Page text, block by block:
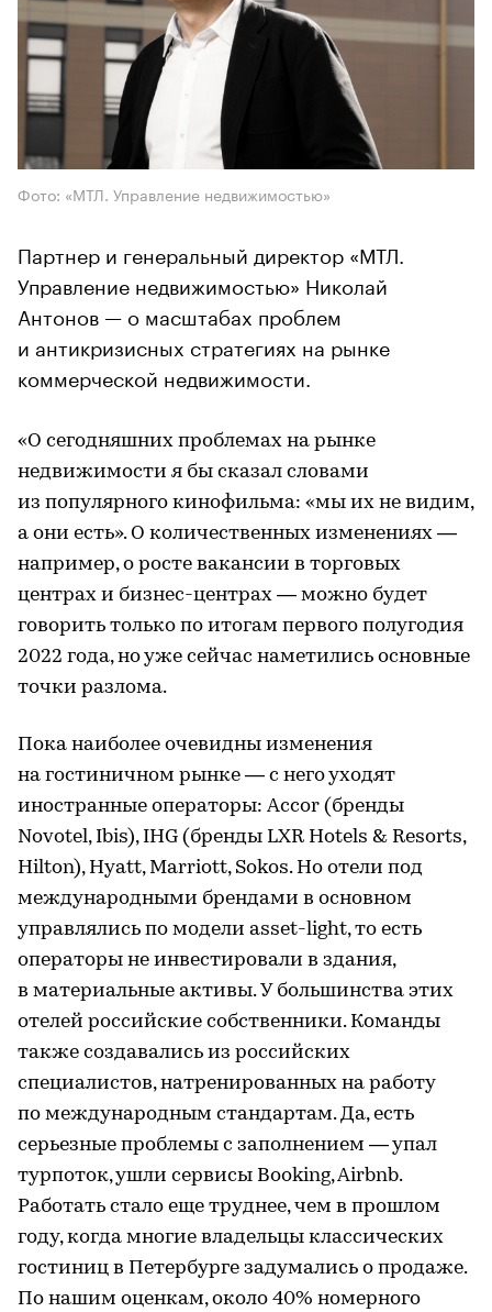
Фото: «МТЛ. Управление недвижимостью»
Партнер и генеральный директор «МТЛ.
Управление недвижимостью» Николай
Антонов — о масштабах проблем
и антикризисных стратегиях на рынке
коммерческой недвижимости.
«О сегодняшних проблемах на рынке
недвижимости я бы сказал словами
из популярного кинофильма: «мы их не видим,
а они есть». О количественных изменениях —
например, о росте вакансии в торговых
центрах и бизнес-центрах — можно будет
говорить только по итогам первого полугодия
2022 года, но уже сейчас наметились основные
точки разлома.
Пока наиболее очевидны изменения
на гостиничном рынке — с него уходят
иностранные операторы: Accor (бренды
Novotel, Ibis), IHG (бренды LXR Hotels & Resorts,
Hilton), Hyatt, Marriott, Sokos. Но отели под
международными брендами в основном
управлялись по модели asset-light, то есть
операторы не инвестировали в здания,
в материальные активы. У большинства этих
отелей российские собственники. Команды
также создавались из российских
специалистов, натренированных на работу
по международным стандартам. Да, есть
серьезные проблемы с заполнением — упал
турпоток, ушли сервисы Booking, Airbnb.
Работать стало еще труднее, чем в прошлом
году, когда многие владельцы классических
гостиниц в Петербурге задумались о продаже.
По нашим оценкам, около 40% номерного